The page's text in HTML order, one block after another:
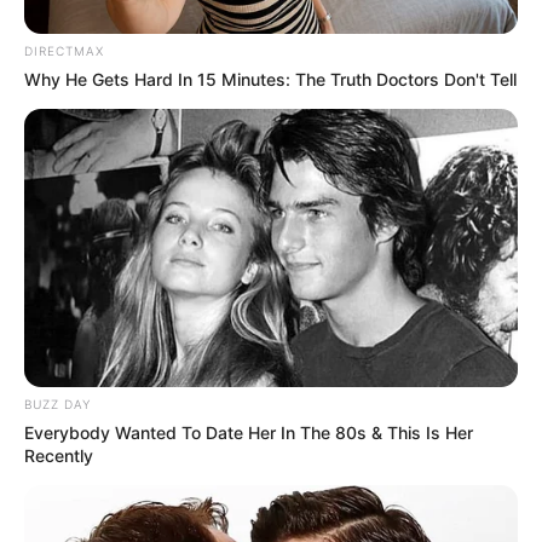
Die beliebtesten Museen
Museen und Themenparks in Deutschland nach
Rubriken:
Auto- und Oldtimermuseen
DDR-Museen
Museen und Erinnerungsstätten der DDR-Grenze
Dinosaurierausstellungen und Urzeittiere
Eisenbahnmuseen
Filmmuseen und Filmparks
Modelleisenbahnausstellungen
Museumseisenbahnen und Dampflokfahrten
Technikmuseen und Luftfahrtausstellungen
DIRECTMAX
Why He Gets Hard In 15 Minutes: The Truth Doctors Don't Tell
BUZZ DAY
Everybody Wanted To Date Her In The 80s & This Is Her
Recently